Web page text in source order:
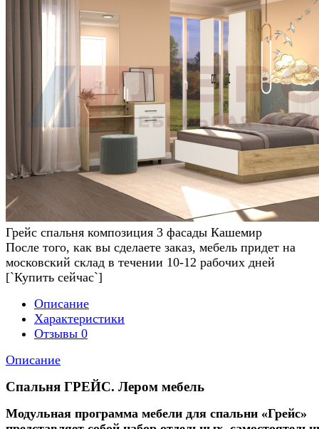
Грейс спальня композиция 3 фасады Кашемир
После того, как вы сделаете заказ, мебель придет на
московский склад в течении 10-12 рабочих дней
[`Купить сейчас`]
Описание
Характеристики
Отзывы 0
Описание
Спальня ГРЕЙС. Лером мебель
Модульная программа мебели для спальни «Грейс»